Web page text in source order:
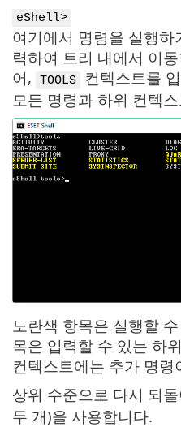
eShell>
여기에서 명령을 실행하
력하여 트리 내에서 이
어,
TOOLS
컨텍스트를
모든 명령과 하위 컨텍
노란색 항목은 실행할
목은 입력할 수 있는 하
컨텍스트에는 추가 명령
상위 수준으로 다시 되
두 개)을 사용합니다.